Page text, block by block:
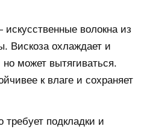
волокна из
Вискоза охлаждает и
но может вытягиваться.
к влаге и сохраняет
подкладки и